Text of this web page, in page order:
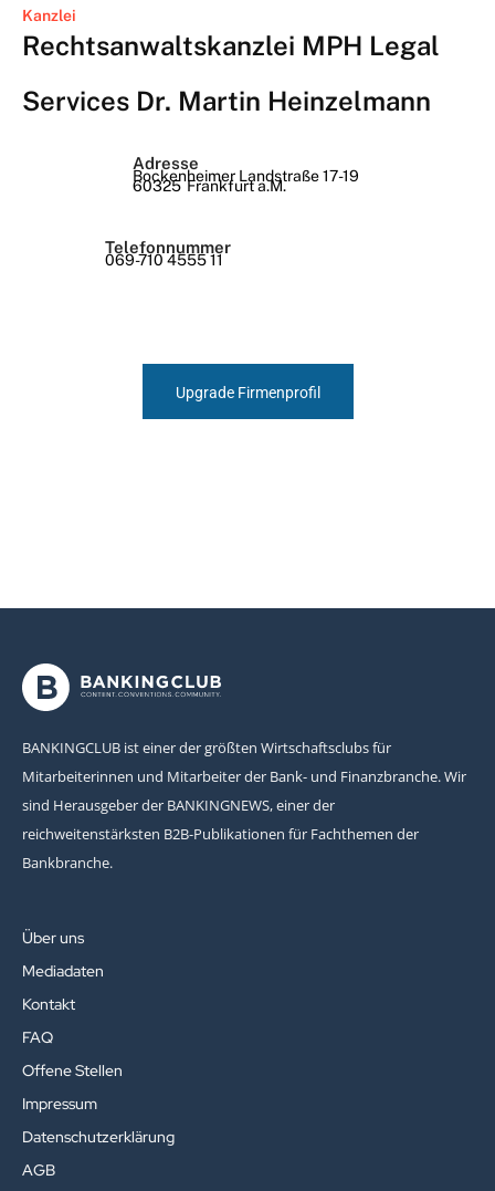
Kanzlei
Rechtsanwaltskanzlei MPH Legal
Services Dr. Martin Heinzelmann
Adresse
Bockenheimer Landstraße 17-19
60325 Frankfurt a.M.
Telefonnummer
069-710 4555 11
Upgrade Firmenprofil
BANKINGCLUB ist einer der größten Wirtschaftsclubs für
Mitarbeiterinnen und Mitarbeiter der Bank- und Finanzbranche. Wir
sind Herausgeber der BANKINGNEWS, einer der
reichweitenstärksten B2B-Publikationen für Fachthemen der
Bankbranche.
Über uns
Mediadaten
Kontakt
FAQ
Offene Stellen
Impressum
Datenschutzerklärung
AGB